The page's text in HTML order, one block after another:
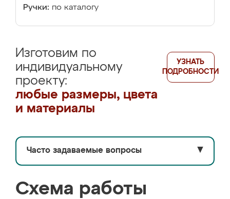
Ручки: по каталогу
Изготовим по
индивидуальному
проекту:
любые размеры, цвета
и материалы
УЗНАТЬ
ПОДРОБНОСТИ
Часто задаваемые вопросы ▼
Схема работы